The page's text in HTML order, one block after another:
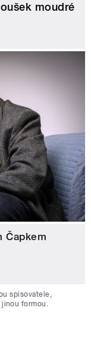
moudré
Čapkem
spisovatele,
formou.